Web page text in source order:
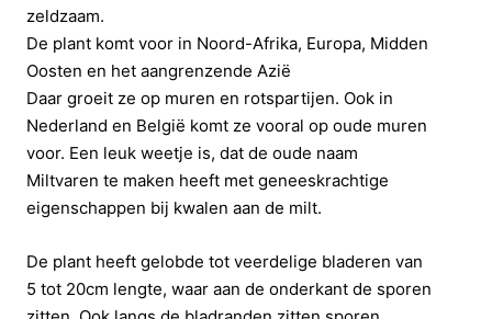
zeldzaam.
De plant komt voor in Noord-Afrika, Europa, Midden
Oosten en het aangrenzende Azië
Daar groeit ze op muren en rotspartijen. Ook in
Nederland en België komt ze vooral op oude muren
voor. Een leuk weetje is, dat de oude naam
Miltvaren te maken heeft met geneeskrachtige
eigenschappen bij kwalen aan de milt.
De plant heeft gelobde tot veerdelige bladeren van
5 tot 20cm lengte, waar aan de onderkant de sporen